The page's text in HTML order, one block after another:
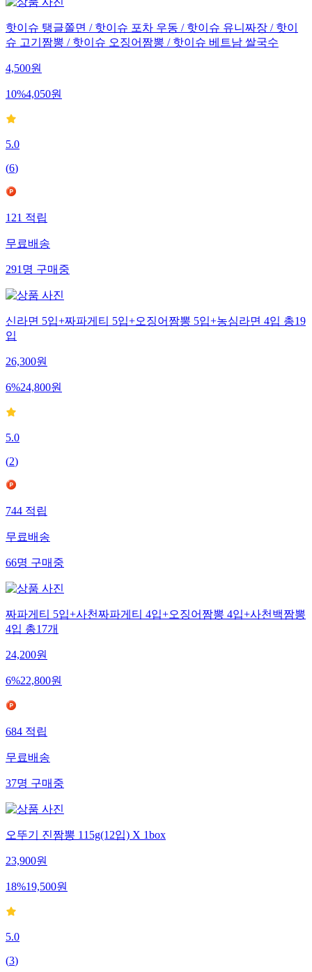
핫이슈 탱글쫄면 / 핫이슈 포차 우동 / 핫이슈 유니짜장 / 핫이
슈 고기짬뽕 / 핫이슈 오징어짬뽕 / 핫이슈 베트남 쌀국수
4,500원
10%4,050원
5.0
(6)
121적립
무료배송
291명구매중
신라면 5입+짜파게티 5입+오징어짬뽕 5입+농심라면 4입 총19
입
26,300원
6%24,800원
5.0
(2)
744적립
무료배송
66명구매중
짜파게티 5입+사천짜파게티 4입+오징어짬뽕 4입+사천백짬뽕
4입 총17개
24,200원
6%22,800원
684적립
무료배송
37명구매중
오뚜기 진짬뽕 115g(12입) X 1box
23,900원
18%19,500원
5.0
(3)